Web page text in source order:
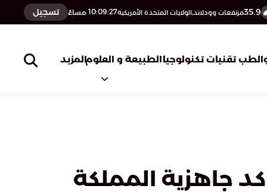
35.9مرتفعات وودلاند,الولايات المتحدة الأمريكية10:09:28 مساءً تسجيل
تقنيات تكنولوجياالطبيعة و العلومالمزيد
جاهزية المملكة